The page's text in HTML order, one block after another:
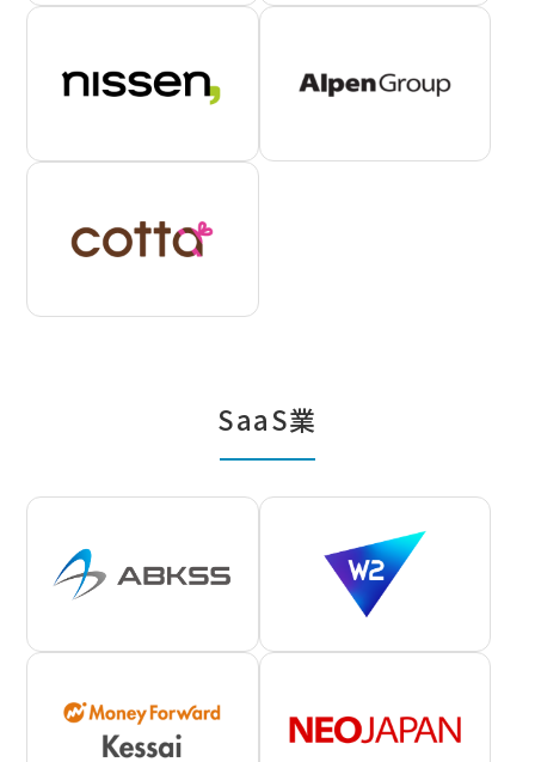
SaaS業